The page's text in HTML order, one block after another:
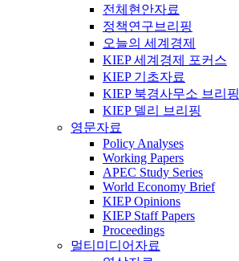
전체현안자료
정책연구브리핑
오늘의 세계경제
KIEP 세계경제 포커스
KIEP 기초자료
KIEP 북경사무소 브리핑
KIEP 델리 브리핑
영문자료
Policy Analyses
Working Papers
APEC Study Series
World Economy Brief
KIEP Opinions
KIEP Staff Papers
Proceedings
멀티미디어자료